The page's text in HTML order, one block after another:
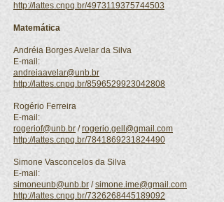
http://lattes.cnpq.br/4973119375744503
Matemática
Andréia Borges Avelar da Silva
E-mail:
andreiaavelar@unb.br
http://lattes.cnpq.br/8596529923042808
Rogério Ferreira
E-mail:
rogeriof@unb.br /rogerio.gell@gmail.com
http://lattes.cnpq.br/7841869231824490
Simone Vasconcelos da Silva
E-mail:
simoneunb@unb.br /simone.ime@gmail.com
http://lattes.cnpq.br/7326268445189092